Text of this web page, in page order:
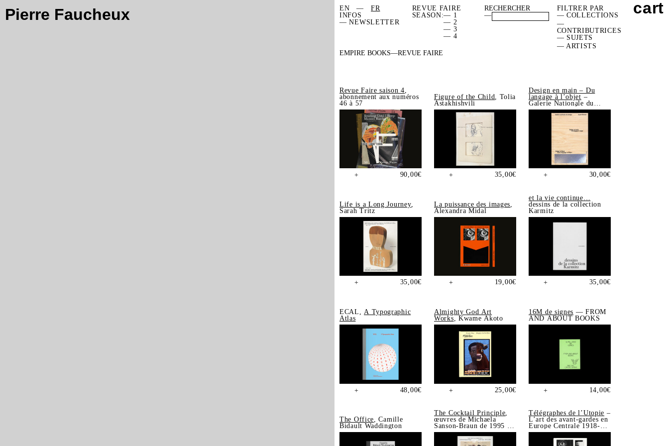
Pierre Faucheux EN
FR
INFOS
— NEWSLETTER
REVUE FAIRE
SEASON:— 1
— 2
— 3
— 4
—
FILTRER PAR
— COLLECTIONS
—
CONTRIBUTRICES
— SUJETS
— ARTISTS
EMPIRE BOOKS
REVUE FAIRE
Revue Faire saison 4
abonnement aux numéros
46 à 57
+ 90,00€
Figure of the Child
, Tolia
Astakhishvili
+ 35,00€
Design en main – Du
langage à l’objet –
Galerie Nationale du
Design, Saint-Étienne
+ 30,00€
Life is a Long Journey,
Sarah Tritz
+ 35,00€
La puissance des images,
Alexandra Midal
+ 19,00€
et la vie continue…
dessins de la collection
Karmitz
+ 35,00€
ECAL,A Typographic
Atlas
+ 48,00€
Almighty God Art
Works, Kwame Akoto
+ 25,00€
16M de signes — FROM
AND ABOUT BOOKS
+ 14,00€
The Office, Camille
Bidault Waddington
The Cocktail Principle,
œuvres de Michaela
Sanson-Braun de 1995 à
2025
Télégraphes de l’Utopie –
L’art des avant-gardes en
Europe Centrale 1918-
1939, Sonia de Puineuf
cart